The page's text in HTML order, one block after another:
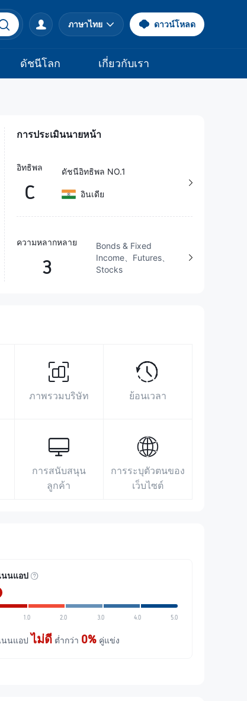
ภาษาไทย ดาวน์โหลด
ดัชนีโลก เกี่ยวกับเรา
การประเมินนายหน้า
อิทธิพล
C
ดัชนีอิทธิพล NO.1
อินเดีย
ความหลากหลาย
3
Bonds & Fixed
Income、Futures、
Stocks
ภาพรวมบริษัท ย้อนเวลา
การสนับสนุน
ลูกค้า
การระบุตัวตนของ
เว็บไซต์
นนแอป
1.0 2.0 3.0 4.0 5.0
นนแอป ไม่ดี ต่ำกว่า 0% คู่แข่ง